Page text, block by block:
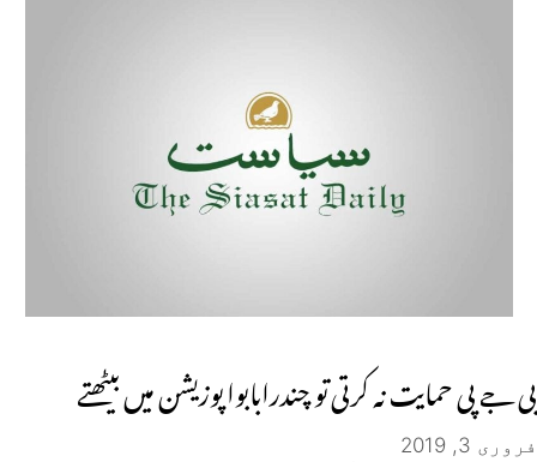
بی جے پی حمایت نہ کرتی تو چندرابابواپوزیشن میں بیٹھتے
فروری 3, 2019